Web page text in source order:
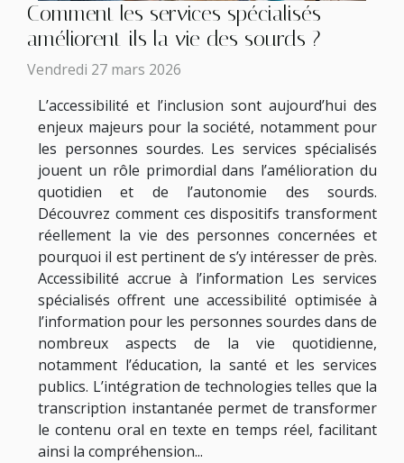
Comment les services spécialisés
améliorent-ils la vie des sourds ?
Vendredi 27 mars 2026
L’accessibilité et l’inclusion sont aujourd’hui des
enjeux majeurs pour la société, notamment pour
les personnes sourdes. Les services spécialisés
jouent un rôle primordial dans l’amélioration du
quotidien et de l’autonomie des sourds.
Découvrez comment ces dispositifs transforment
réellement la vie des personnes concernées et
pourquoi il est pertinent de s’y intéresser de près.
Accessibilité accrue à l’information Les services
spécialisés offrent une accessibilité optimisée à
l’information pour les personnes sourdes dans de
nombreux aspects de la vie quotidienne,
notamment l’éducation, la santé et les services
publics. L’intégration de technologies telles que la
transcription instantanée permet de transformer
le contenu oral en texte en temps réel, facilitant
ainsi la compréhension...